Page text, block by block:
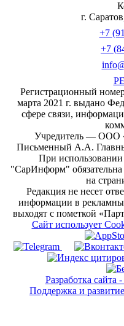
г.
+7
+7
Регистрационный
марта 2021 г. выдано
сфере связи,
Учредитель — ООО
Письменный А.А.
При
"СарИнформ" обязательна
на
Редакция не несет
информации в
выходят с пометкой
Сайт использует
Разработка сайта
Поддержка и